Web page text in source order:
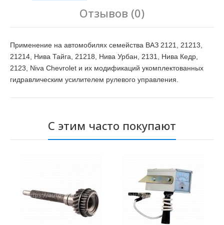
Отзывов (0)
Применение на автомобилях семейства ВАЗ 2121, 21213,
21214, Нива Тайга, 21218, Нива Урбан, 2131, Нива Кедр,
2123, Niva Chevrolet и их модификаций укомплектованных
гидравлическим усилителем рулевого управления.
С этим часто покупают